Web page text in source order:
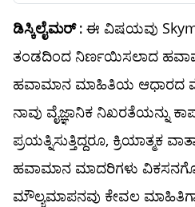
ಡಿಸ್ಕಿಲೈಮರ್ : ಈ ವಿಷಯವು
ತಂಡದಿಂದ ನಿರ್ಣಯಿಸಲಾದ
ಹವಾಮಾನ ಮಾಹಿತಿಯ ಆಧಾರದ
ನಾವು ವೈಜ್ಞಾನಿಕ ನಿಖರತೆಯನ್ನು
ಪ್ರಯತ್ನಿಸುತ್ತಿದ್ದರೂ, ಕ್ರಿಯಾತ್ಮಕ
ಹವಾಮಾನ ಮಾದರಿಗಳು
ಮೌಲ್ಯಮಾಪನವು ಕೇವಲ